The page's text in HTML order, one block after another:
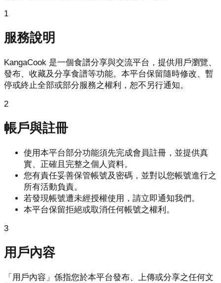
1
服務說明
KangaCook 是一個食譜分享與交流平台，提供用戶瀏覽、
發布、收藏及分享食譜等功能。本平台保留隨時修改、暫
停或終止全部或部分服務之權利，恕不另行通知。
2
帳戶與註冊
使用本平台部分功能須先完成會員註冊，並提供真
實、正確且完整之個人資料。
您有責任妥善保管帳號及密碼，並對以您帳號進行之
所有活動負責。
若發現帳號遭未經授權使用，請立即通知我們。
本平台保留拒絕或取消任何帳號之權利。
3
用戶內容
「用戶內容」係指您於本平台發布、上傳或分享之任何文